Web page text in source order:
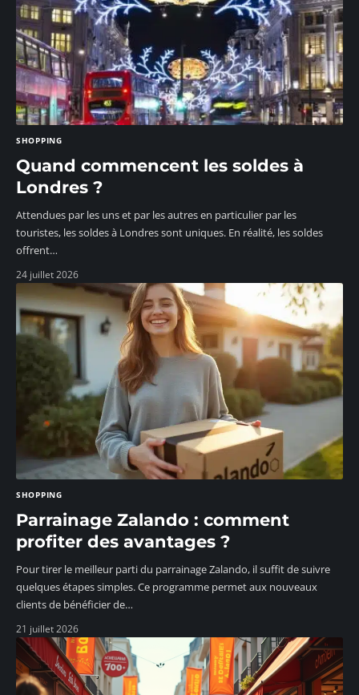
SHOPPING
Quand commencent les soldes à
Londres ?
Attendues par les uns et par les autres en particulier par les
touristes, les soldes à Londres sont uniques. En réalité, les soldes
offrent…
24 juillet 2026
SHOPPING
Parrainage Zalando : comment
profiter des avantages ?
Pour tirer le meilleur parti du parrainage Zalando, il suffit de suivre
quelques étapes simples. Ce programme permet aux nouveaux
clients de bénéficier de…
21 juillet 2026